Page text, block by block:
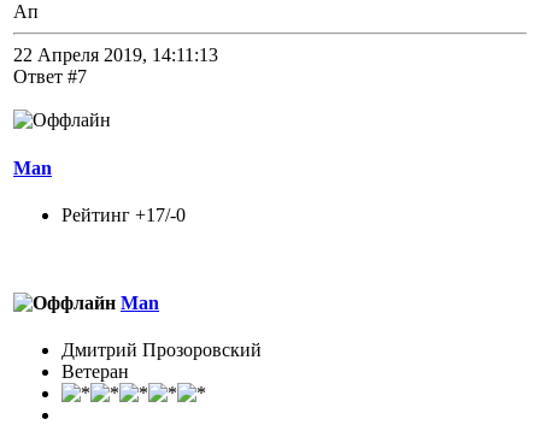
Ап
22 Апреля 2019, 14:11:13
Ответ #7
Man
Рейтинг +17/-0
Man
Дмитрий Прозоровский
Ветеран